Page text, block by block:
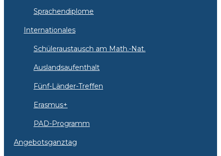
Sprachendiplome
Internationales
Schüleraustausch am Math.-Nat.
Auslandsaufenthalt
Fünf-Länder-Treffen
Erasmus+
PAD-Programm
Angebotsganztag